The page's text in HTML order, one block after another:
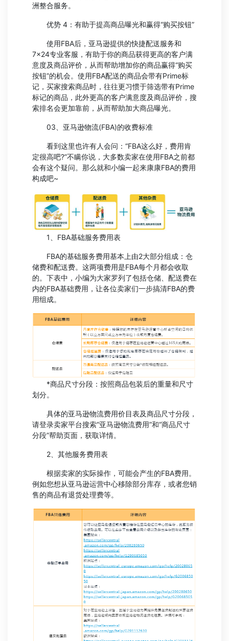
洲整合服务。
优势 4：有助于提高商品曝光和赢得“购买按钮”
使用FBA后，亚马逊提供的快捷配送服务和
7×24专业客服，有助于你的商品获得更高的客户满
意度及商品评价，从而帮助增加你的商品赢得“购买
按钮”的机会。使用FBA配送的商品会带有Prime标
记，买家搜索商品时，往往更习惯于筛选带有Prime
标记的商品，此外更高的客户满意度及商品评价，搜
索排名会更加靠前，从而帮助加大商品曝光。
03、亚马逊物流(FBA)的收费标准
看到这里也许有人会问：“FBA这么好，费用肯
定很高吧?”不瞒你说，大多数卖家在使用FBA之前都
会有这个疑问。那么就和小编一起来康康FBA的费用
构成吧~
1、FBA基础服务费用表
FBA的基础服务费用基本上由2大部分组成：仓
储费和配送费。这两项费用是FBA每个月都会收取
的。下表中，小编为大家罗列了包括仓储、配送费在
内的FBA基础费用，让各位卖家们一步搞清FBA的费
用组成。
*商品尺寸分段：按照商品包装后的重量和尺寸
划分。
具体的亚马逊物流费用价目表及商品尺寸分段，
请登录卖家平台搜索“亚马逊物流费用”和“商品尺寸
分段”帮助页面，获取详情。
2、其他服务费用表
根据卖家的实际操作，可能会产生的FBA费用。
例如您想从亚马逊运营中心移除部分库存，或者您销
售的商品有退货处理费等。